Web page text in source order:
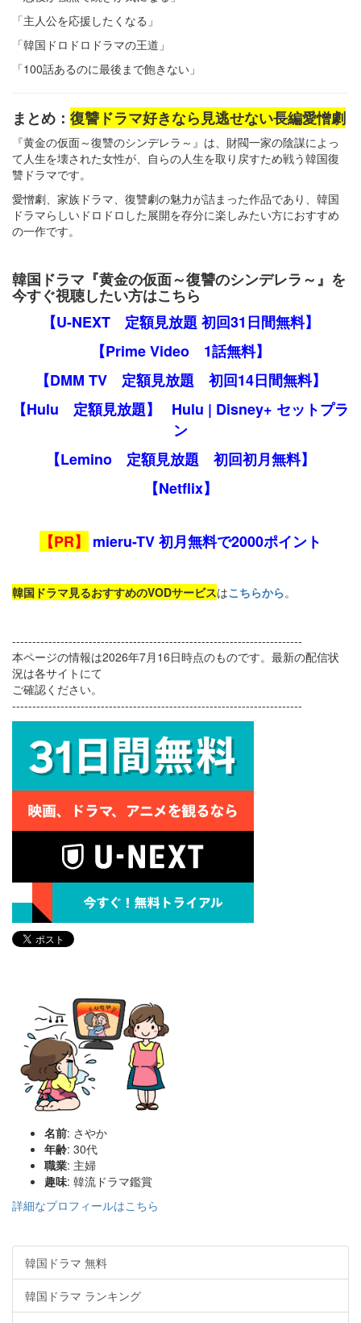
「主人公を応援したくなる」
「韓国ドロドロドラマの王道」
「100話あるのに最後まで飽きない」
まとめ： 復讐ドラマ好きなら見逃せない長編愛憎劇
『黄金の仮面～復讐のシンデレラ～』は、財閥一家の陰謀によっ
て人生を壊された女性が、自らの人生を取り戻すため戦う韓国復
讐ドラマです。
愛憎劇、家族ドラマ、復讐劇の魅力が詰まった作品であり、韓国
ドラマらしいドロドロした展開を存分に楽しみたい方におすすめ
の一作です。
韓国ドラマ『黄金の仮面～復讐のシンデレラ～』を
今すぐ視聴したい方はこちら
【U-NEXT 定額見放題 初回31日間無料】
【Prime Video 1話無料】
【DMM TV 定額見放題 初回14日間無料】
【Hulu 定額見放題】
Hulu | Disney+ セットプラ
ン
【Lemino 定額見放題 初回初月無料】
【Netflix】
【PR】 mieru-TV 初月無料で2000ポイント
韓国ドラマ見るおすすめのVODサービスはこちらから。
------------------------------------------------------------------------
本ページの情報は2026年7月16日時点のものです。最新の配信状
況は各サイトにて
ご確認ください。
------------------------------------------------------------------------
名前: さやか
年齢: 30代
職業: 主婦
趣味: 韓流ドラマ鑑賞
詳細なプロフィールはこちら
韓国ドラマ 無料
韓国ドラマ ランキング